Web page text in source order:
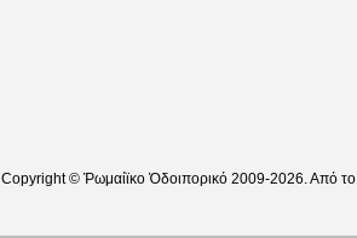
Copyright © Ῥωμαίϊκο Ὁδοιπορικό 2009-2026. Από το